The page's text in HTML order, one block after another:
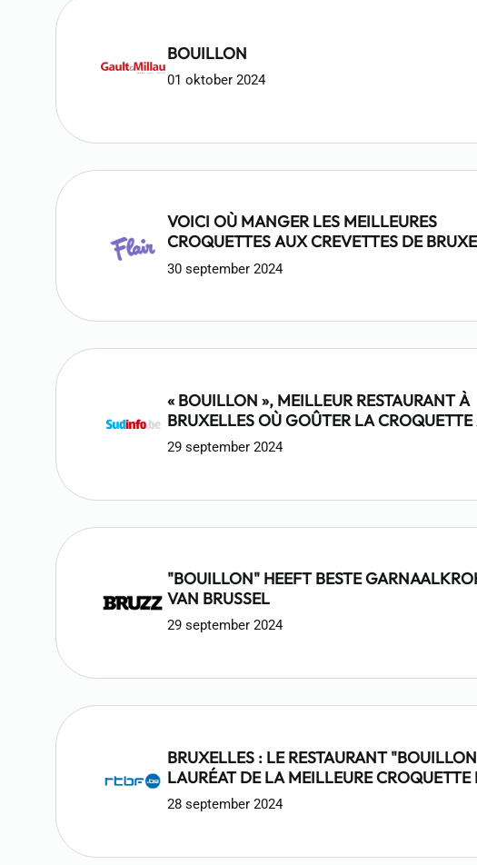
BOUILLON
01 oktober 2024
VOICI OÙ MANGER LES MEILLEURES
CROQUETTES AUX CREVETTES DE
30 september 2024
« BOUILLON », MEILLEUR RESTAURANT À
BRUXELLES OÙ GOÛTER LA
CREVETTES
29 september 2024
"BOUILLON" HEEFT BESTE
VAN BRUSSEL
29 september 2024
BRUXELLES : LE RESTAURANT
LAURÉAT DE LA MEILLEURE CROQUETTE
CREVETTES 2024
28 september 2024